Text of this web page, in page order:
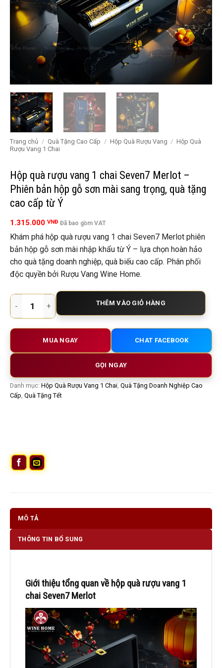
Trang chủ / Quà Tặng Cao Cấp / Hộp Quà Rượu Vang / Hộp Quà
Rượu Vang 1 Chai
Hộp quà rượu vang 1 chai Seven7 Merlot –
Phiên bản hộp gỗ sơn mài sang trọng, quà tặng
cao cấp từ Ý
1.315.000 VNĐ Đã bao gồm VAT
Khám phá hộp quà rượu vang 1 chai Seven7 Merlot phiên
bản hộp gỗ sơn mài nhập khẩu từ Ý – lựa chọn hoàn hảo
cho quà tặng doanh nghiệp, quà biếu cao cấp. Phân phối
độc quyền bởi Rượu Vang Wine Home.
Hộp quà rượu vang 1 chai Seven7 Merlot – Phiên bản hộp
THÊM VÀO GIỎ HÀNG
MUA NGAY CHAT FACEBOOK
GỌI NGAY
Danh mục: Hộp Quà Rượu Vang 1 Chai Quà Tặng Doanh Nghiệp Cao
Cấp Quà Tặng Tết
MÔ TẢ
THÔNG TIN BỔ SUNG
Giới thiệu tổng quan về hộp quà rượu vang 1
chai Seven7 Merlot